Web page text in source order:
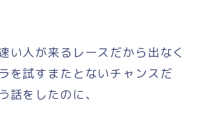
い人が来るレースだから出なく
を試すまたとないチャンスだ
話をしたのに、